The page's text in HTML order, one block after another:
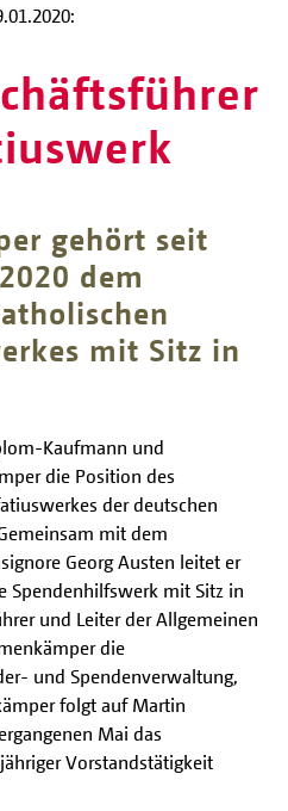
gehört seit
dem
mit Sitz in
Kaufmann und
die Position des
der deutschen
mit dem
Georg Austen leitet er
Spendenhilfswerk mit Sitz in
und Leiter der Allgemeinen
die
und Spendenverwaltung,
folgt auf Martin
Mai das
Vorstandstätigkeit